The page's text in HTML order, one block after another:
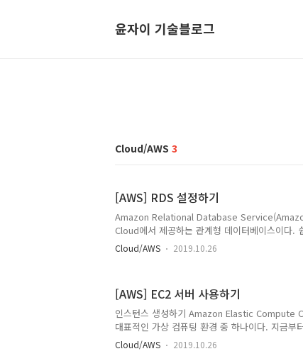
윤자이 기술블로그
Cloud/AWS 3
[AWS] RDS 설정하기
Amazon Relational Database
Cloud에서 제공하는 관계형 데이터베이스이다.
고, 필요한 용량을 조절할 수 있다. RDS 설정하
안 그룹 -> 보안 그룹 생성 ※ EC2 설정 (참고:
※ 만약 프리티어가 종료되었다면 RDS가 아닌
방법도 있다. 데이터베이스 생성 버튼을 누른다.
이후 데이터베이스 생성 버튼을 누르..
Cloud/AWS 2019.10.26
[AWS] EC2 서버 사용하기
인스턴스 생성하기 Amazon Elastic Compute
대표적인 가상 컴퓨팅 환경 중 하나이다. 지금부
해보도록 하겠다. 먼저 AWS에 가입한 이후(이전
른쪽 상단에 서비스를 누른 후, 컴퓨팅 메뉴에서
Cloud/AWS 2019.10.26